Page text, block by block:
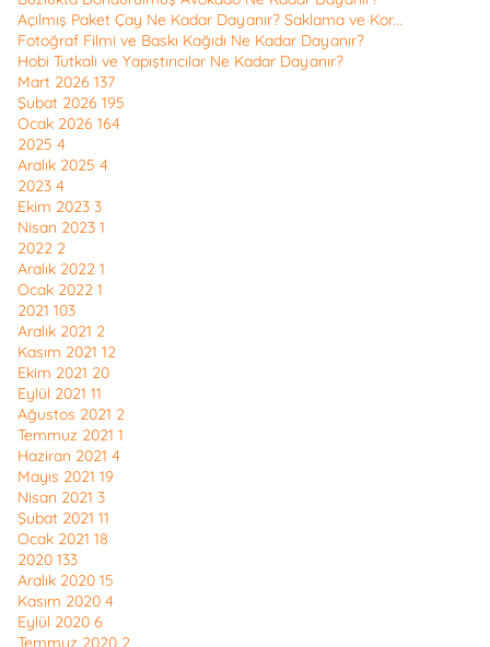
Açılmış Paket Çay Ne Kadar Dayanır? Saklama ve Kor...
Fotoğraf Filmi ve Baskı Kağıdı Ne Kadar Dayanır?
Hobi Tutkalı ve Yapıştırıcılar Ne Kadar Dayanır?
Mart 2026 137
Şubat 2026 195
Ocak 2026 164
2025 4
Aralık 2025 4
2023 4
Ekim 2023 3
Nisan 2023 1
2022 2
Aralık 2022 1
Ocak 2022 1
2021 103
Aralık 2021 2
Kasım 2021 12
Ekim 2021 20
Eylül 2021 11
Ağustos 2021 2
Temmuz 2021 1
Haziran 2021 4
Mayıs 2021 19
Nisan 2021 3
Şubat 2021 11
Ocak 2021 18
2020 133
Aralık 2020 15
Kasım 2020 4
Eylül 2020 6